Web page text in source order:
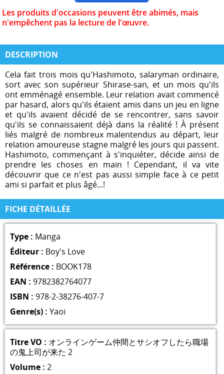
Les produits d'occasions peuvent être abimés, mais
n'empêchent pas la lecture de l'œuvre.
DESCRIPTION
Cela fait trois mois qu'Hashimoto, salaryman ordinaire,
sort avec son supérieur Shirase-san, et un mois qu'ils
ont emménagé ensemble. Leur relation avait commencé
par hasard, alors qu'ils étaient amis dans un jeu en ligne
et qu'ils avaient décidé de se rencontrer, sans savoir
qu'ils se connaissaient déjà dans la réalité ! À présent
liés malgré de nombreux malentendus au départ, leur
relation amoureuse stagne malgré les jours qui passent.
Hashimoto, commençant à s'inquiéter, décide ainsi de
prendre les choses en main ! Cependant, il va vite
découvrir que ce n'est pas aussi simple face à ce petit
ami si parfait et plus âgé...!
FICHE DÉTAILLÉE
Type : Manga
Éditeur : Boy's Love
Référence : BOOK178
EAN : 9782382764077
ISBN : 978-2-38276-407-7
Genre(s) : Yaoi
Titre VO : オンラインゲーム仲間とサシオフしたら職場
の鬼上司が来た 2
Volume : 2